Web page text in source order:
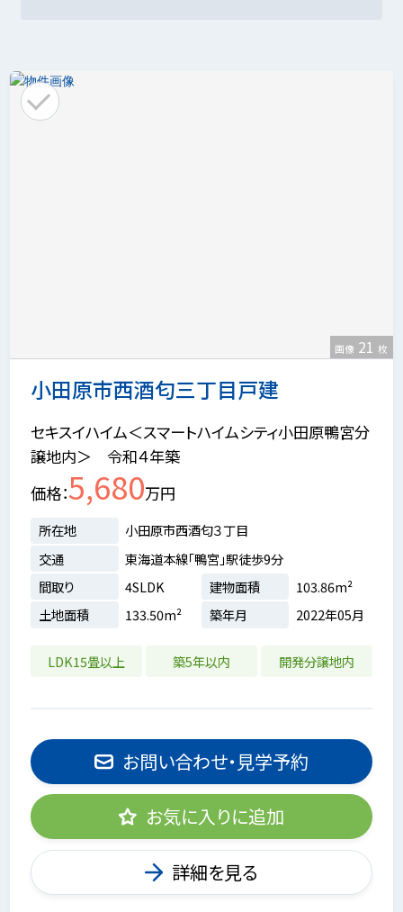
小田原市西酒匂三丁目戸建
画像 21 枚
セキスイハイム＜スマートハイムシティ小田原鴨宮分
譲地内＞ 令和４年築
価格 5,680万円
所在地
小田原市西酒匂３丁目
交通
東海道本線「鴨宮」駅徒歩9分
間取り
4SLDK 建物面積
103.86m²
土地面積
133.50m² 築年月 2022年05月
LDK15畳以上 築5年以内 開発分譲地内
お問い合わせ・見学予約
お気に入りに追加
詳細を見る